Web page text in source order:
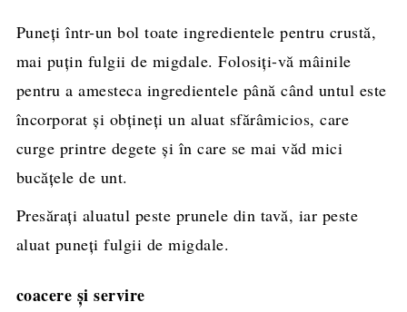
Puneți într-un bol toate ingredientele pentru crustă,
mai puțin fulgii de migdale. Folosiți-vă mâinile
pentru a amesteca ingredientele până când untul este
încorporat și obțineți un aluat sfărâmicios, care
curge printre degete și în care se mai văd mici
bucățele de unt.
Presărați aluatul peste prunele din tavă, iar peste
aluat puneți fulgii de migdale.
coacere și servire